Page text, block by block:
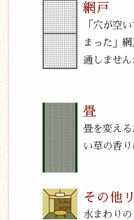
網戸
「穴が空
まった」
通しません
畳
畳を変える
い草の香り
その他
水まわり